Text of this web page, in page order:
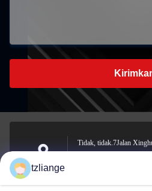
Address
Tidak, tidak.7Jalan
tzliange